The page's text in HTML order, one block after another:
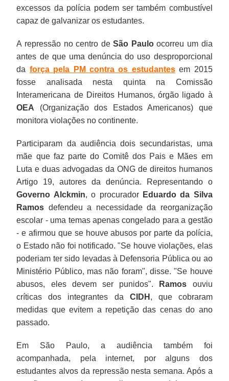
excessos da polícia podem ser também combustível
capaz de galvanizar os estudantes.
A repressão no centro deSão Pauloocorreu um dia
antes de que uma denúncia do uso desproporcional
da força pela PM contra os estudantesem 2015
fosse analisada nesta quinta na Comissão
Interamericana de Direitos Humanos, órgão ligado à
OEA (Organização dos Estados Americanos) que
monitora violações no continente.
Participaram da audiência dois secundaristas, uma
mãe que faz parte do Comitê dos Pais e Mães em
Luta e duas advogadas da ONG de direitos humanos
Artigo 19, autores da denúncia. Representando o
Governo Alckmin, o procurador Eduardo da Silva
Ramos defendeu a necessidade da reorganização
escolar - uma temas apenas congelado para a gestão
- e afirmou que se houve abusos por parte da polícia,
o Estado não foi notificado. "Se houve violações, elas
poderiam ter sido levadas à Defensoria Pública ou ao
Ministério Público, mas não foram", disse. "Se houve
abusos, eles devem ser punidos".
Ramos ouviu
críticas dos integrantes da CIDH , que cobraram
medidas que evitem a repetição das cenas do ano
passado.
Em São Paulo, a audiência também foi
acompanhada, pela internet, por alguns dos
estudantes alvos da repressão nesta semana. Após a